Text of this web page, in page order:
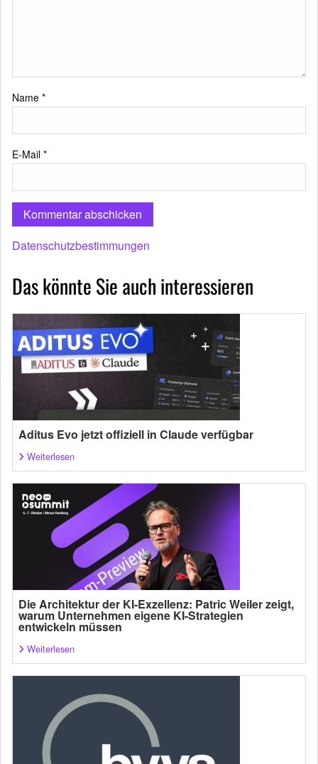
Name *
E-Mail *
Datenschutzbestimmungen
Das könnte Sie auch interessieren
Aditus Evo jetzt offiziell in Claude verfügbar
Weiterlesen
Die Architektur der KI-Exzellenz: Patric Weiler zeigt,
warum Unternehmen eigene KI-Strategien
entwickeln müssen
Weiterlesen